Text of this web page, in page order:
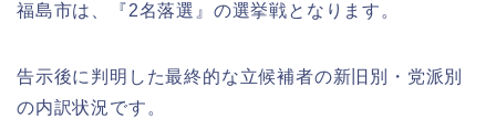
福島市は、『2名落選』の選挙戦となります。
告示後に判明した最終的な立候補者の新旧別・党派別
の内訳状況です。